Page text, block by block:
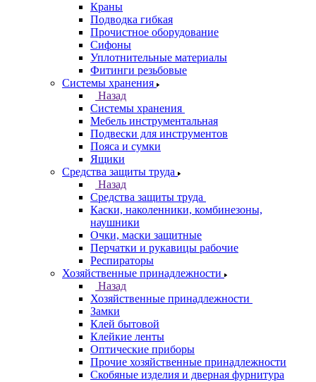
Краны
Подводка гибкая
Прочистное оборудование
Сифоны
Уплотнительные материалы
Фитинги резьбовые
Системы хранения
Назад
Системы хранения
Мебель инструментальная
Подвески для инструментов
Пояса и сумки
Ящики
Средства защиты труда
Назад
Средства защиты труда
Каски, наколенники, комбинезоны,
наушники
Очки, маски защитные
Перчатки и рукавицы рабочие
Респираторы
Хозяйственные принадлежности
Назад
Хозяйственные принадлежности
Замки
Клей бытовой
Клейкие ленты
Оптические приборы
Прочие хозяйственные принадлежности
Скобяные изделия и дверная фурнитура